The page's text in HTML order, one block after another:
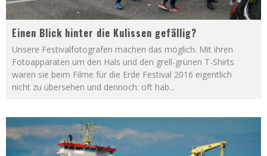
Einen Blick hinter die Kulissen gefällig?
Unsere Festivalfotografen machen das möglich. Mit ihren
Fotoapparaten um den Hals und den grell-grünen T-Shirts
waren sie beim Filme für die Erde Festival 2016 eigentlich
nicht zu übersehen und dennoch: oft hab...